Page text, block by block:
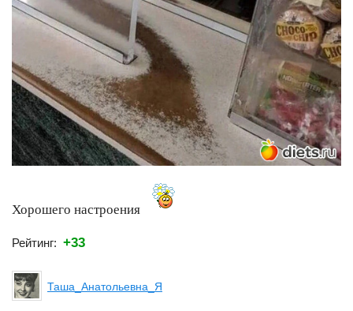
Хорошего настроения
Рейтинг: +33
Таша_Анатольевна_Я